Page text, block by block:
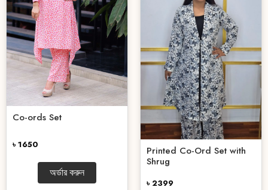
Co-ords Set
৳ 1650
অর্ডার করুন
Printed Co-Ord Set with
Shrug
৳ 2399